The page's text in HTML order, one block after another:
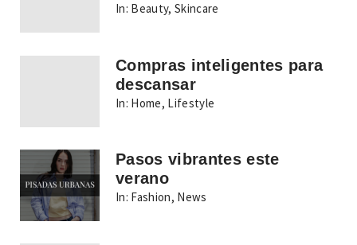
In: Beauty,Skincare
Compras inteligentes para
descansar
In: Home, Lifestyle
Pasos vibrantes este
verano
In: Fashion, News